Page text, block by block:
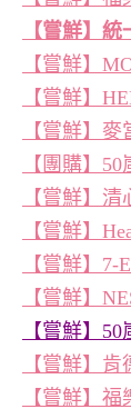
【嘗鮮】
【嘗鮮】
【嘗鮮】
【嘗鮮】
【團購】
【嘗鮮】
【嘗鮮】
【嘗鮮】
【嘗鮮】
【嘗鮮】
【嘗鮮】
【嘗鮮】